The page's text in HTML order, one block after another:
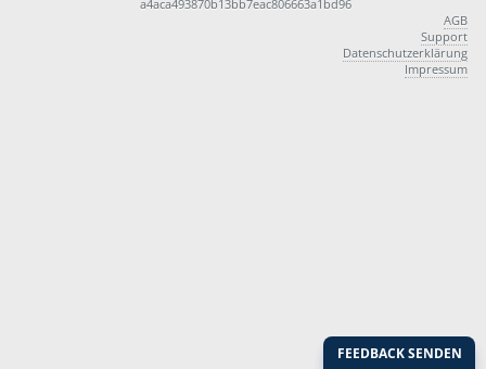
a4aca493870b13bb7eac806663a1bd96
AGB
Support
Datenschutzerklärung
Impressum